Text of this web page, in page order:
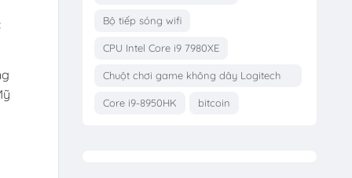
Bộ tiếp sóng wifi
CPU Intel Core i9 7980XE
Chuột chơi game không dây Logitech
G703
Core i9-8950HK bitcoin